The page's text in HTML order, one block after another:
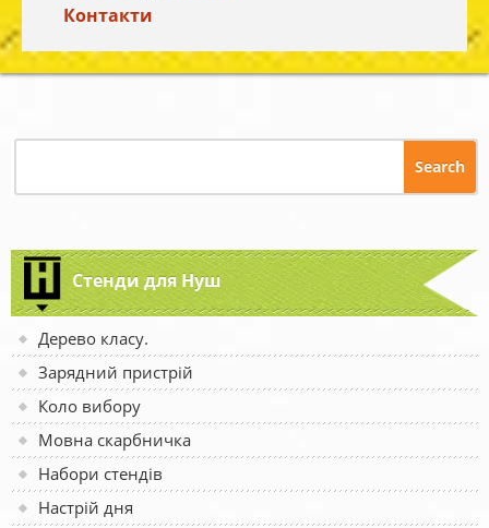
Контакти
Стенди для Нуш
Дерево класу.
Зарядний пристрій
Коло вибору
Мовна скарбничка
Набори стендів
Настрій дня